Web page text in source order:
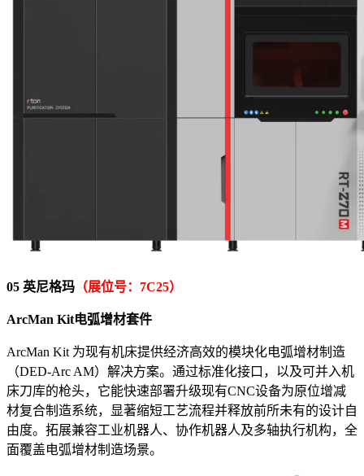
05 英尼格玛 （展位号：7C25）
ArcMan Kit电弧增材套件
ArcMan Kit 为现有机床提供经济高效的模块化电弧增材制造
（DED-Arc AM）解决方案。通过标准化接口，以及可并入机
床刀库的枪头，它能快速部署升级现有CNC设备为原位增减
材复合制造系统，显著缩短工艺流程并释放前所未有的设计自
由度。拓展兼容工业机器人、协作机器人及多轴执行机构，全
面覆盖电弧增材制造场景。